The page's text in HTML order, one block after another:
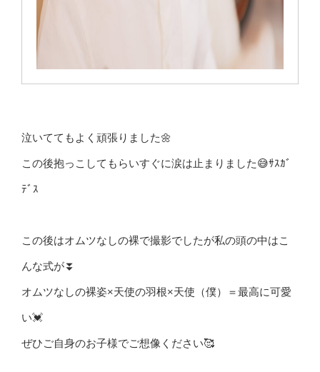
泣いててもよく頑張りました🌼
この後抱っこしてもらいすぐに涙は止まりました😅ｻｽｶﾞ
ﾃﾞｽ
この後はオムツなしの裸で撮影でしたが私の頭の中はこ
んな式が⏬
オムツなしの裸姿×天使の羽根×天使（僕）＝最高に可愛
い💓
ぜひご自身のお子様でご想像ください🥰